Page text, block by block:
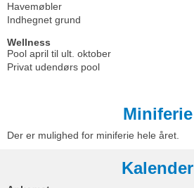
Havemøbler
Indhegnet grund
Wellness
Pool april til ult. oktober
Privat udendørs pool
Miniferie
Der er mulighed for miniferie hele året.
Kalender